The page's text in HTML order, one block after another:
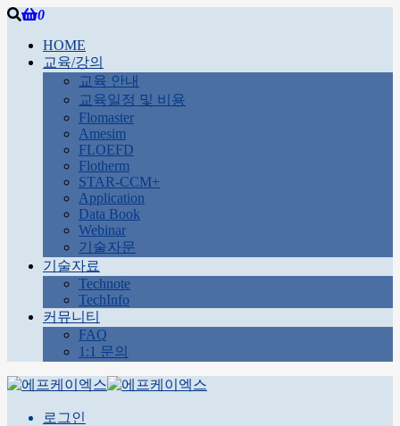
0
HOME
교육/강의
교육 안내
교육일정 및 비용
Flomaster
Amesim
FLOEFD
Flotherm
STAR-CCM+
Application
Data Book
Webinar
기술자문
기술자료
Technote
TechInfo
커뮤니티
FAQ
1:1 문의
로그인